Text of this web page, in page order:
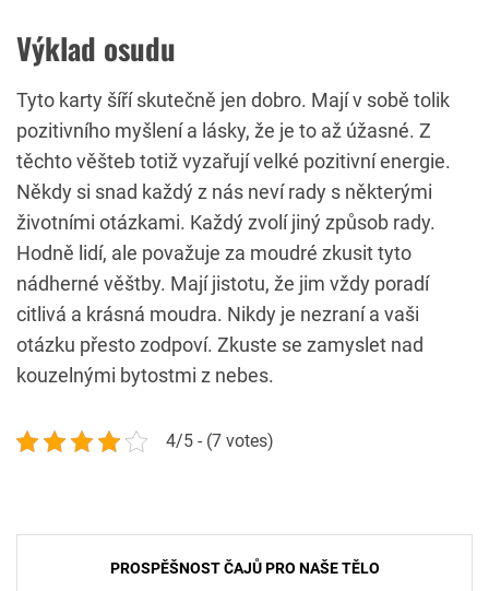
Výklad osudu
Tyto karty šíří skutečně jen dobro. Mají v sobě tolik
pozitivního myšlení a lásky, že je to až úžasné. Z
těchto věšteb totiž vyzařují velké pozitivní energie.
Někdy si snad každý z nás neví rady s některými
životními otázkami. Každý zvolí jiný způsob rady.
Hodně lidí, ale považuje za moudré zkusit tyto
nádherné věštby. Mají jistotu, že jim vždy poradí
citlivá a krásná moudra. Nikdy je nezraní a vaši
otázku přesto zodpoví. Zkuste se zamyslet nad
kouzelnými bytostmi z nebes.
4/5 - (7 votes)
NavigacePROSPĚŠNOST ČAJŮ PRO NAŠE TĚLO